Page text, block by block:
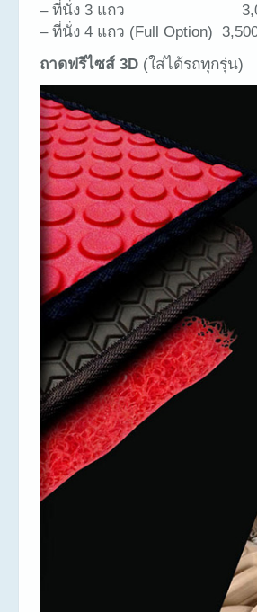
– ที่นั่ง 3 แถว
– ที่นั่ง 4 แถว (Full Option)
ถาดฟรีไซส์ 3D (ใส่ได้รถทุกรุ่น)